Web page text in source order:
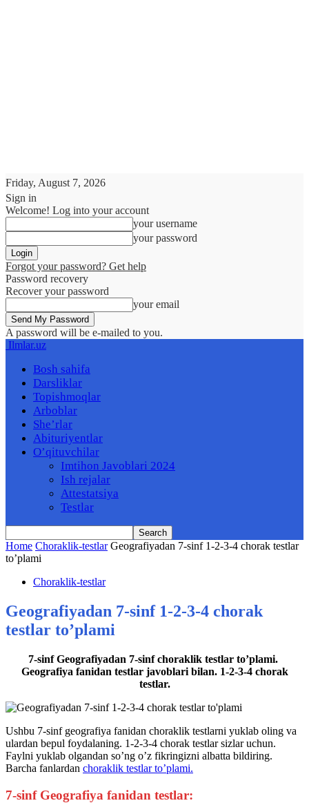
Friday, August 7, 2026
Sign in
Welcome! Log into your account
your username
your password
Forgot your password? Get help
Password recovery
Recover your password
your email
A password will be e-mailed to you.
Ilmlar.uz
Bosh sahifa
Darsliklar
Topishmoqlar
Arboblar
She’rlar
Abituriyentlar
O’qituvchilar
Imtihon Javoblari 2024
Ish rejalar
Attestatsiya
Testlar
Home Choraklik-testlar Geografiyadan 7-sinf 1-2-3-4 chorak testlar
to’plami
Choraklik-testlar
Geografiyadan 7-sinf 1-2-3-4 chorak
testlar to’plami
7-sinf Geografiyadan 7-sinf choraklik testlar to’plami.
Geografiya fanidan testlar javoblari bilan. 1-2-3-4 chorak
testlar.
Ushbu 7-sinf geografiya fanidan choraklik testlarni yuklab oling va
ulardan bepul foydalaning. 1-2-3-4 chorak testlar sizlar uchun.
Faylni yuklab olgandan so’ng o’z fikringizni albatta bildiring.
Barcha fanlardan choraklik testlar to’plami.
7-sinf Geografiya fanidan testlar: